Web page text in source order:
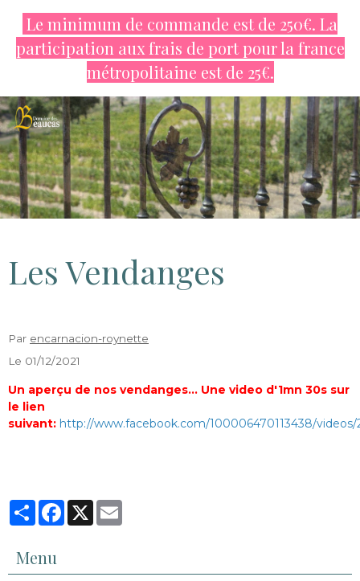
Le minimum de commande est de 250€. La
participation aux frais de port pour la france
métropolitaine est de 25€.
Les Vendanges
Par encarnacion-roynette
Le 01/12/2021
Un aperçu de nos vendanges... Une video d'1mn 30s sur
le lien
suivant: http://www.facebook.com/100006470113438/videos/
PartagerFacebook
X
Menu